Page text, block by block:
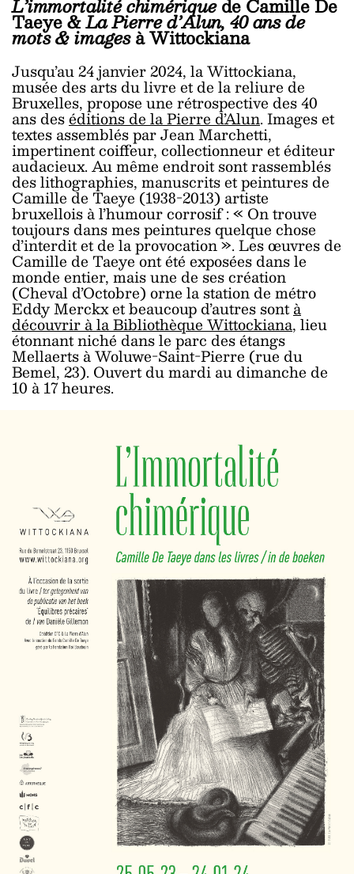
L’immortalité chimériquede Camille De
Taeye &La Pierre d’Alun, 40 ans de
mots & imagesà Wittockiana
Jusqu’au 24 janvier 2024, la Wittockiana,
musée des arts du livre et de la reliure de
Bruxelles, propose une rétrospective des 40
ans deséditions de la Pierre d’Alun. Images et
textes assemblés par Jean Marchetti,
impertinent coiffeur, collectionneur et éditeur
audacieux. Au même endroit sont rassemblés
des lithographies, manuscrits et peintures de
Camille de Taeye (1938-2013) artiste
bruxellois à l’humour corrosif : « On trouve
toujours dans mes peintures quelque chose
d’interdit et de la provocation ». Les œuvres de
Camille de Taeye ont été exposées dans le
monde entier, mais une de ses création
(Cheval d’Octobre) orne la station de métro
Eddy Merckx et beaucoup d’autres sontà
découvrir à la Bibliothèque Wittockiana, lieu
étonnant niché dans le parc des étangs
Mellaerts à Woluwe-Saint-Pierre (rue du
Bemel, 23). Ouvert du mardi au dimanche de
10 à 17 heures.